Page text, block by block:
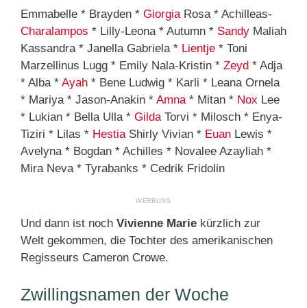
Emmabelle * Brayden * Giorgia Rosa * Achilleas-
Charalampos * Lilly-Leona * Autumn * Sandy Maliah
Kassandra * Janella Gabriela * Lientje * Toni
Marzellinus Lugg * Emily Nala-Kristin * Zeyd * Adja
* Alba * Ayah * Bene Ludwig * Karli * Leana Ornela
* Mariya * Jason-Anakin * Amna * Mitan * Nox Lee
* Lukian * Bella Ulla * Gilda Torvi * Milosch * Enya-
Tiziri * Lilas * Hestia Shirly Vivian * Euan Lewis *
Avelyna * Bogdan * Achilles * Novalee Azayliah *
Mira Neva * Tyrabanks * Cedrik Fridolin
Und dann ist noch Vivienne Marie kürzlich zur
Welt gekommen, die Tochter des amerikanischen
Regisseurs Cameron Crowe.
Zwillingsnamen der Woche